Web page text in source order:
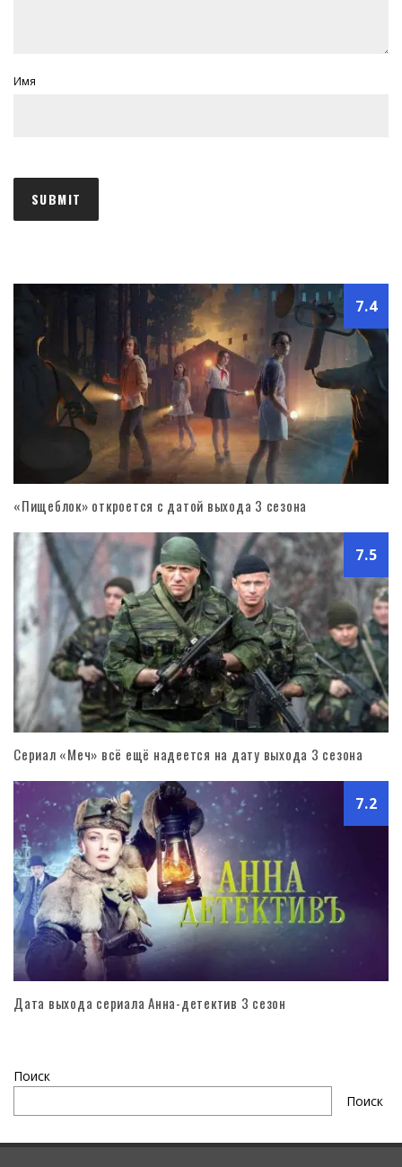
Имя
7.4
«Пищеблок» откроется с датой выхода 3 сезона
7.5
Сериал «Меч» всё ещё надеется на дату выхода 3 сезона
7.2
Дата выхода сериала Анна-детектив 3 сезон
Поиск
Поиск